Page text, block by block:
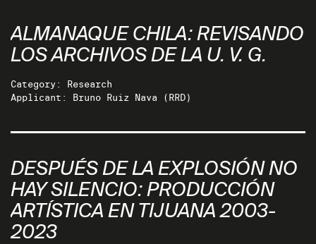
ALMANAQUE CHILA: REVISANDO
LOS ARCHIVOS DE LA U. V. G.
Category: Research
Applicant: Bruno Ruiz Nava (RRD)
DESPUÉS DE LA EXPLOSIÓN NO
HAY SILENCIO: PRODUCCIÓN
ARTÍSTICA EN TIJUANA 2003-
2023